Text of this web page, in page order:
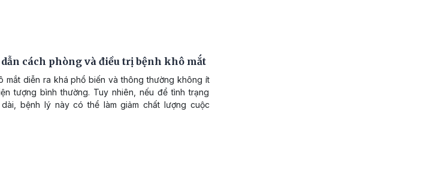
cách phòng và điều trị bệnh khô mắt
mắt diễn ra khá phổ biến và thông thường không ít
tượng bình thường. Tuy nhiên, nếu để tình trạng
bệnh lý này có thể làm giảm chất lượng cuộc